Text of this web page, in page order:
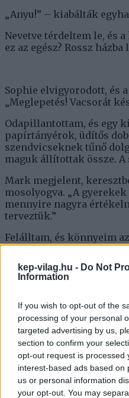
kep-vilag.hu - Do Not
Information
If you wish to opt-out of the
processing of your personal
targeted advertising by us,
section to confirm your
opt-out request is processed
interest-based ads based on
us or personal information
your opt-out. You may
„Anyu!” – kiabálták
Nevetve térdeltem le, és
ez az egész? Rossz házba
Sophie elvigyorodott, és
„Meglepetés! Vacsorát
Odapillantottam, és egy
papírtányérok, üdítős
szendvicseknek tűnő
maguk állítottak össze. A
Mark megjelent,
mosolyogva. „A
mennyire nagyra
terveztük.”
Felálltam, és könnyeim
kicsordulnak. „Ezt mind
büszkeségtől felfújva.
téged.”
Mark odasétált hozzám,
„Szükséged volt egy kis
arra volt szükségem,
gyerekeknek, hogyan
teszel.”